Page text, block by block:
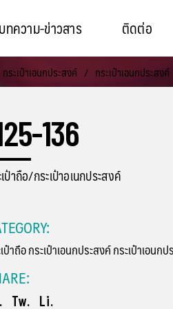
ทความ-ข่าวสาร ติดต่อ
กระเป๋าเอนกประสงค์ / กระเป๋าเอนกประสงค์
136
ป๋าถือ/กระเป๋าอเนกประสงค์
ป๋าถือกระเป๋าเอนกประสงค์กระเป๋าเอนก
Tw. Li.